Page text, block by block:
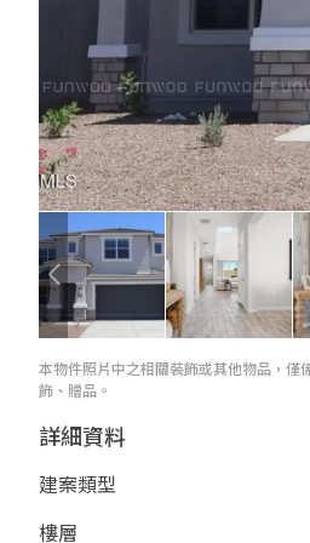
本物件照片中之相關裝飾或其他物品，僅
飾、贈品。
詳細資料
建案類型
樓層